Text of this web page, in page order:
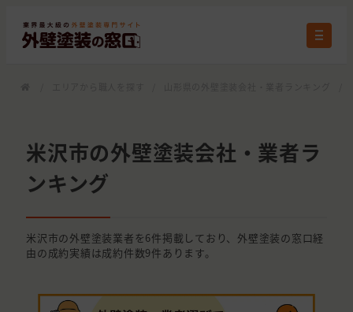
米沢市の外壁塗装会社・業者ラ
ンキング
米沢市の外壁塗装業者を6件掲載しており、外壁塗装の窓口経
由の成約実績は成約件数9件あります。